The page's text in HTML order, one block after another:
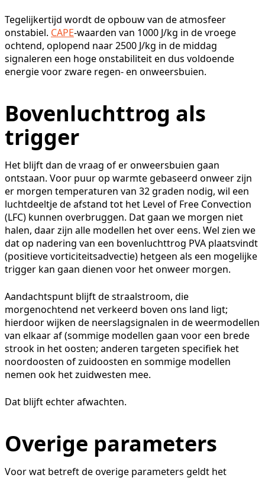
Tegelijkertijd wordt de opbouw van de atmosfeer
onstabiel. CAPE-waarden van 1000 J/kg in de vroege
ochtend, oplopend naar 2500 J/kg in de middag
signaleren een hoge onstabiliteit en dus voldoende
energie voor zware regen- en onweersbuien.
Bovenluchttrog als
trigger
Het blijft dan de vraag of er onweersbuien gaan
ontstaan. Voor puur op warmte gebaseerd onweer zijn
er morgen temperaturen van 32 graden nodig, wil een
luchtdeeltje de afstand tot het Level of Free Convection
(LFC) kunnen overbruggen. Dat gaan we morgen niet
halen, daar zijn alle modellen het over eens. Wel zien we
dat op nadering van een bovenluchttrog PVA plaatsvindt
(positieve vorticiteitsadvectie) hetgeen als een mogelijke
trigger kan gaan dienen voor het onweer morgen.
Aandachtspunt blijft de straalstroom, die
morgenochtend net verkeerd boven ons land ligt;
hierdoor wijken de neerslagsignalen in de weermodellen
van elkaar af (sommige modellen gaan voor een brede
strook in het oosten; anderen targeten specifiek het
noordoosten of zuidoosten en sommige modellen
nemen ook het zuidwesten mee.
Dat blijft echter afwachten.
Overige parameters
Voor wat betreft de overige parameters geldt het